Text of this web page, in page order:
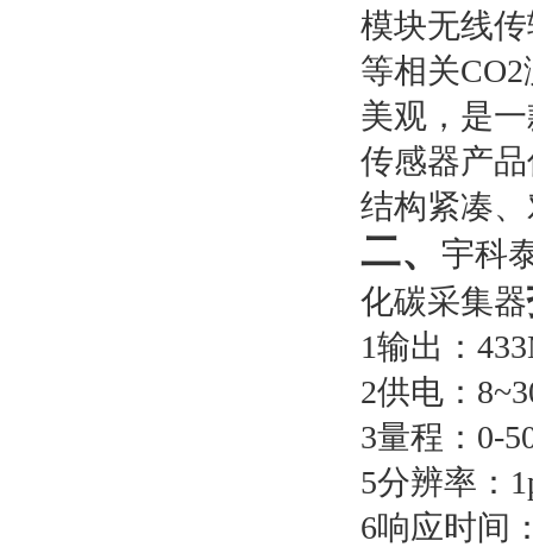
模块无线
等相关CO2
美观，是
传感器产
结构紧凑
二、
宇科
化碳采集器
1输出：
2供电：
3量程： 0-
5分辨率：
6响应时间